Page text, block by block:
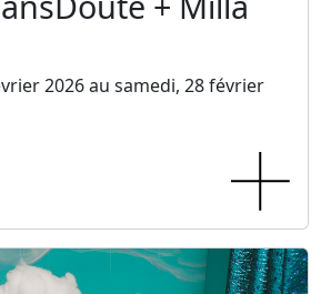
2026 au samedi, 28 février